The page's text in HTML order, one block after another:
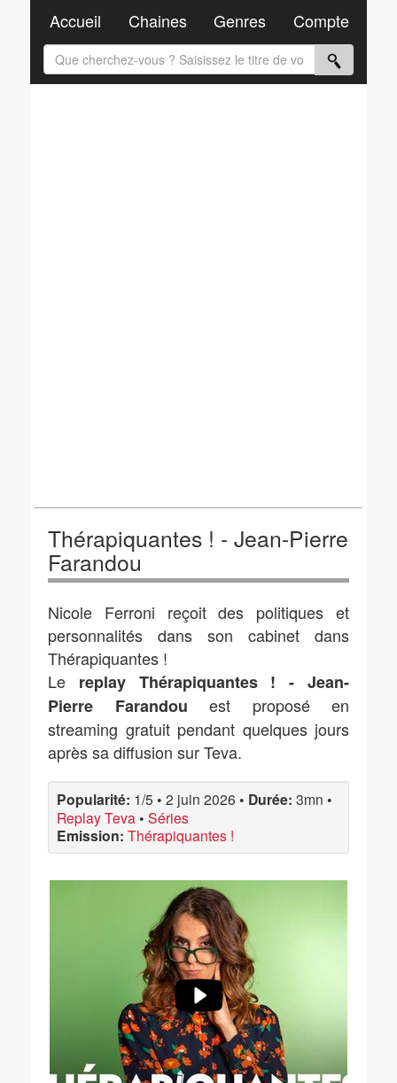
Thérapiquantes ! - Jean-Pierre
Farandou
Nicole Ferroni reçoit des politiques et
personnalités dans son cabinet dans
Thérapiquantes !
Le replay Thérapiquantes ! - Jean-
Pierre Farandou est proposé en
streaming gratuit pendant quelques jours
après sa diffusion sur Teva.
Popularité: 1/5 • 2 juin 2026 • Durée: 3mn •
Replay Teva • Séries
Emission: Thérapiquantes !
Accueil Chaines Genres Compte